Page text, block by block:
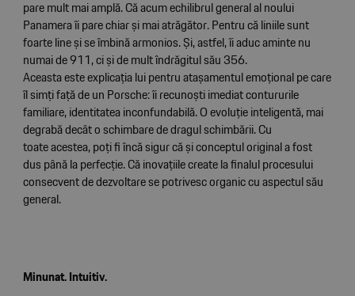
pare mult mai amplă. Că acum echilibrul general al noului
Panamera îi pare chiar și mai atrăgător. Pentru că liniile sunt
foarte line și se îmbină armonios. Și, astfel, îi aduc aminte nu
numai de 911, ci și de mult îndrăgitul său 356.
Aceasta este explicaţia lui pentru atașamentul emoţional pe care
îl simţi faţă de un Porsche: îi recunoști imediat contururile
familiare, identitatea inconfundabilă. O evoluţie inteligentă, mai
degrabă decât o schimbare de dragul schimbării. Cu
toate acestea, poţi fi încă sigur că și conceptul original a fost
dus până la perfecţie. Că inovaţiile create la finalul procesului
consecvent de dezvoltare se potrivesc organic cu aspectul său
general.
Minunat. Intuitiv.